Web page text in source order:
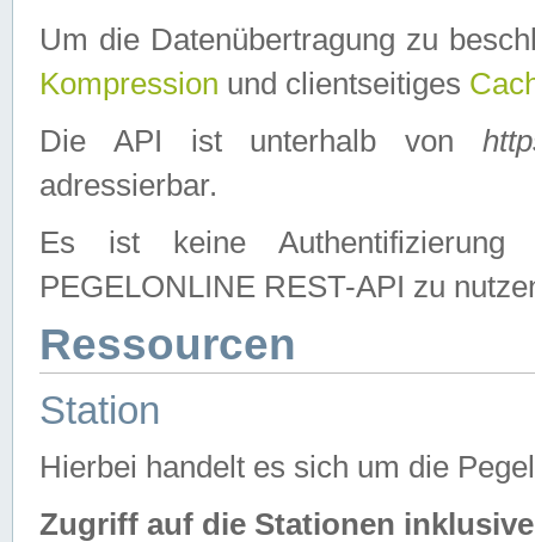
Um die Datenübertragung zu
Kompression und clientseitiges
Die API ist unterhalb von
adressierbar.
Es ist keine
PEGELONLINE REST-API zu
Ressourcen
Station
Hierbei handelt es sich um die
Zugriff auf die Stationen